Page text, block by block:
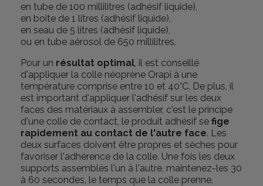
en tube de 100 millilitres (adhésif liquide),
en boîte de 1 litres (adhésif liquide),
en seau de 5 litres (adhésif liquide),
ou en tube aérosol de 650 millilitres.
Pour un résultat optimal, il est conseillé
d'appliquer la colle néoprène Orapi à une
température comprise entre 10 et 40°C. De plus, il
est important d'appliquer l'adhésif sur les deux
faces des matériaux à assembler, c'est le principe
d'une colle de contact, le produit adhésif se fige
rapidement au contact de l'autre face. Les
deux surfaces doivent être propres et sèches pour
favoriser l'adhérence de la colle. Une fois les deux
supports assemblés l'un à l'autre, maintenez-les 30
à 60 secondes, le temps que la colle prenne.